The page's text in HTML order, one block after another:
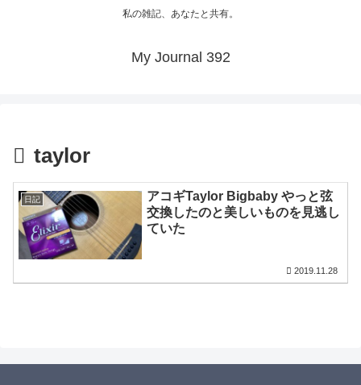
私の雑記、あなたと共有。
My Journal 392
taylor
日記
アコギTaylor Bigbaby やっと弦
交換したのと美しいものを見逃し
ていた
2019.11.28